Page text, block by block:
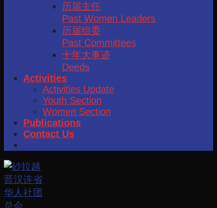
历届主任
Past Women Leaders
历届组委
Past Committees
十年大事迹
Deeds
Activities
Activities Update
Youth Section
Women Section
Publications
Contact Us